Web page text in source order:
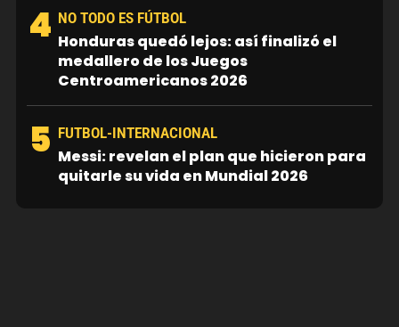
4 NO TODO ES FÚTBOL
Honduras quedó lejos: así finalizó el
medallero de los Juegos
Centroamericanos 2026
5 FUTBOL-INTERNACIONAL
Messi: revelan el plan que hicieron para
quitarle su vida en Mundial 2026